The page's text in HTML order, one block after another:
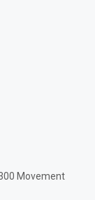
Movement